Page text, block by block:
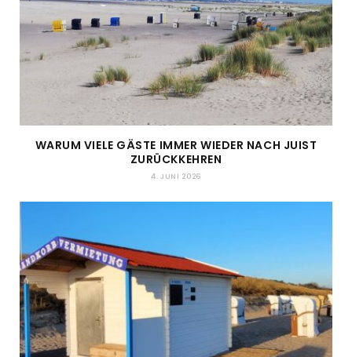
WARUM VIELE GÄSTE IMMER WIEDER NACH JUIST
ZURÜCKKEHREN
4. JUNI 2026